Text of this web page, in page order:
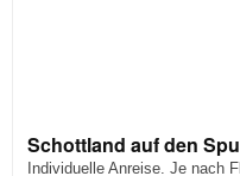
Schottland auf den
Individuelle Anreise. Je nach